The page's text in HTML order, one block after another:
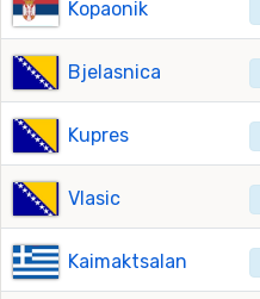
Kopaonik
Bjelasnica
Kupres
Vlasic
Kaimaktsalan